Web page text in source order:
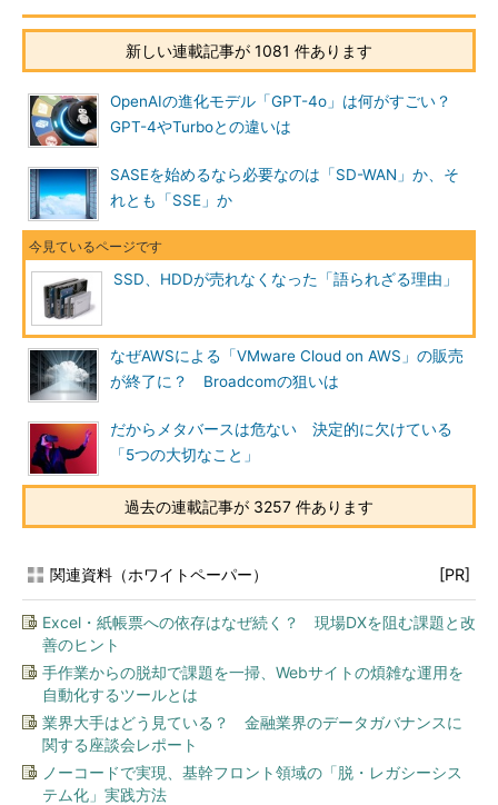
新しい連載記事が 1081 件あります
OpenAIの進化モデル「GPT-4o」は何がすごい？
GPT-4やTurboとの違いは
SASEを始めるなら必要なのは「SD-WAN」か、そ
れとも「SSE」か
SSD、HDDが売れなくなった「語られざる理由」
なぜAWSによる「VMware Cloud on AWS」の販売
が終了に？ Broadcomの狙いは
だからメタバースは危ない 決定的に欠けている
「5つの大切なこと」
過去の連載記事が 3257 件あります
関連資料（ホワイトペーパー） [PR]
Excel・紙帳票への依存はなぜ続く？ 現場DXを阻む課題と改
善のヒント
手作業からの脱却で課題を一掃、Webサイトの煩雑な運用を
自動化するツールとは
業界大手はどう見ている？ 金融業界のデータガバナンスに
関する座談会レポート
ノーコードで実現、基幹フロント領域の「脱・レガシーシス
テム化」実践方法